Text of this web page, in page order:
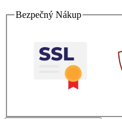
Bezpečný Nákup